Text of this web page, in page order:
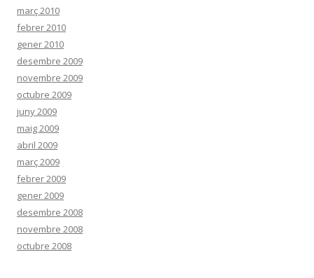
març 2010
febrer 2010
gener 2010
desembre 2009
novembre 2009
octubre 2009
juny 2009
maig 2009
abril 2009
març 2009
febrer 2009
gener 2009
desembre 2008
novembre 2008
octubre 2008